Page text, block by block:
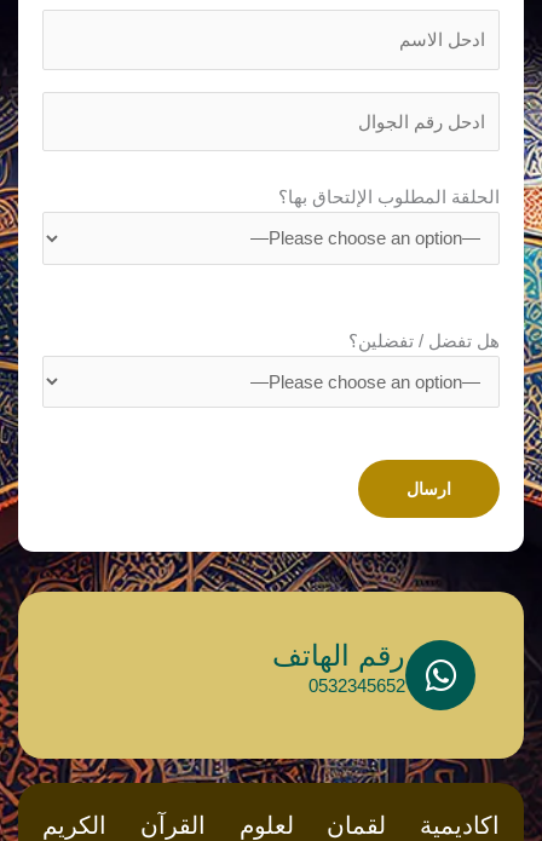
الحلقة المطلوب الإلتحاق بها؟
هل تفضل / تفضلين؟
رقم الهاتف
0532345652
اكاديمية لقمان لعلوم القرآن الكريم